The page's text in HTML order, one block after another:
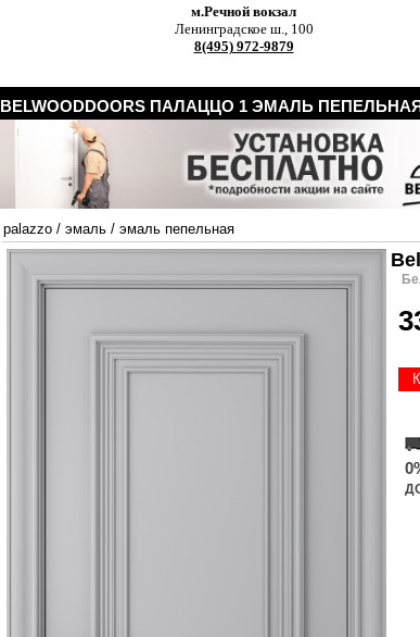
м.Речной вокзал
Ленинградское ш., 100
8(495) 972-9879
BELWOODDOORS ПАЛАЦЦО 1 ЭМАЛЬ
palazzo / эмаль / эмаль пепельная